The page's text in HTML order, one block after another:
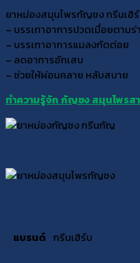
ยาหม่องสมุนไพรกัญชง กรีนเฮิ
– บรรเทาอาการปวดเมื่อยตามร่
– บรรเทาอาการแมลงกัดต่อย
– ลดอาการอักเสบ
– ช่วยให้ผ่อนคลาย หลับสบาย
ทำความรู้จัก กัญชง สมุนไพรส
แบรนด์ กรีนเฮิร์บ